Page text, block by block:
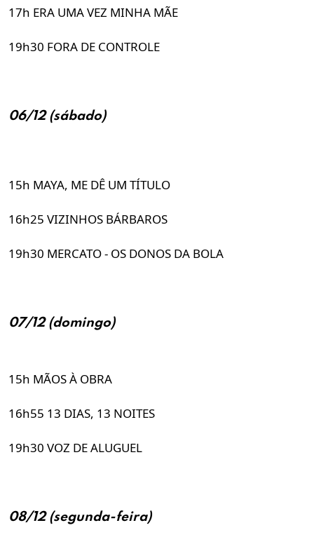
17h ERA UMA VEZ MINHA MÃE
19h30 FORA DE CONTROLE
06/12 (sábado)
15h MAYA, ME DÊ UM TÍTULO
16h25 VIZINHOS BÁRBAROS
19h30 MERCATO - OS DONOS DA BOLA
07/12 (domingo)
15h MÃOS À OBRA
16h55 13 DIAS, 13 NOITES
19h30 VOZ DE ALUGUEL
08/12 (segunda-feira)